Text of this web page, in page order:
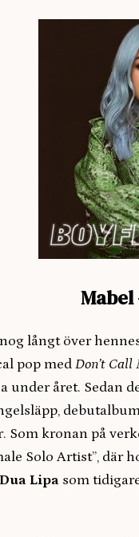
Mabel
långt över
pop med Don’t Call
under året. Sedan
Som kronan på
Solo Artist”, där
Dua Lipa som